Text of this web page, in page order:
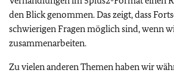
den Blick genommen. Das zeigt, dass
schwierigen Fragen möglich sind, wenn
zusammenarbeiten.
Zu vielen anderen Themen haben wir